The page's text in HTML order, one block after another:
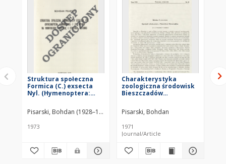
Struktura społeczna
Formica (C.) exsecta
Nyl. (Hymenoptera:
na morfologię, ekologię
i etologię gatunku
Pisarski, Bohdan (1928–1992) Polska Akademia Nauk. Instytut
1973
Charakterystyka
zoologiczna środowisk
Bieszczadów
Pisarski, Bohdan
1971
Journal/Article